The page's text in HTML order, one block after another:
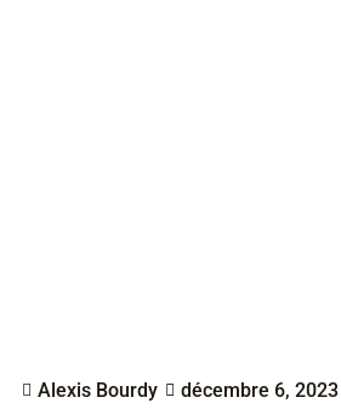
Alexis Bourdy décembre 6, 2023